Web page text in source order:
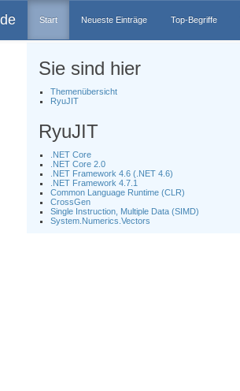
Start Neueste Einträge Top-Begriffe
Sie sind hier
Themenübersicht
RyuJIT
RyuJIT
.NET Core
.NET Core 2.0
.NET Framework 4.6 (.NET 4.6)
.NET Framework 4.7.1
Common Language Runtime (CLR)
CrossGen
Single Instruction, Multiple Data (SIMD)
System.Numerics.Vectors